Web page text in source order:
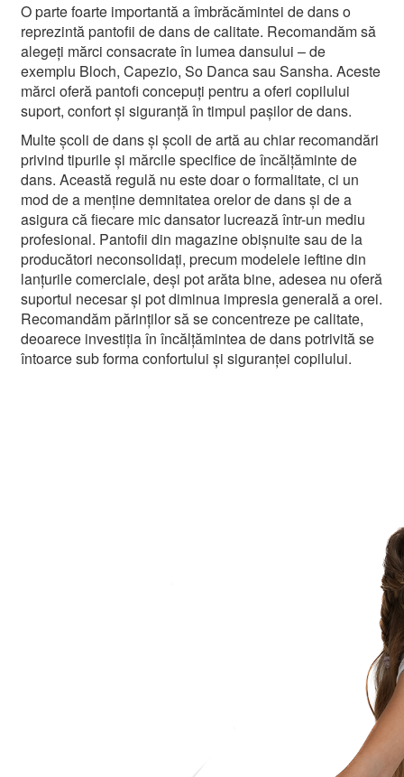
O parte foarte importantă a îmbrăcămintei de dans o
reprezintă pantofii de dans de calitate. Recomandăm să
alegeți mărci consacrate în lumea dansului – de
exemplu Bloch, Capezio, So Danca sau Sansha. Aceste
mărci oferă pantofi concepuți pentru a oferi copilului
suport, confort și siguranță în timpul pașilor de dans.
Multe școli de dans și școli de artă au chiar recomandări
privind tipurile și mărcile specifice de încălțăminte de
dans. Această regulă nu este doar o formalitate, ci un
mod de a menține demnitatea orelor de dans și de a
asigura că fiecare mic dansator lucrează într-un mediu
profesional. Pantofii din magazine obișnuite sau de la
producători neconsolidați, precum modelele ieftine din
lanțurile comerciale, deși pot arăta bine, adesea nu oferă
suportul necesar și pot diminua impresia generală a orei.
Recomandăm părinților să se concentreze pe calitate,
deoarece investiția în încălțămintea de dans potrivită se
întoarce sub forma confortului și siguranței copilului.